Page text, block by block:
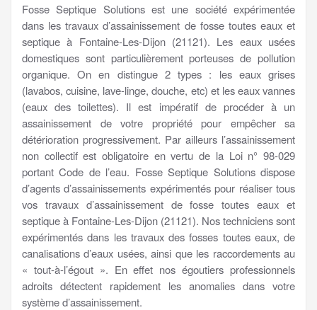
Fosse Septique Solutions est une société expérimentée
dans les travaux d’assainissement de fosse toutes eaux et
septique à Fontaine-Les-Dijon (21121). Les eaux usées
domestiques sont particulièrement porteuses de pollution
organique. On en distingue 2 types : les eaux grises
(lavabos, cuisine, lave-linge, douche, etc) et les eaux vannes
(eaux des toilettes). Il est impératif de procéder à un
assainissement de votre propriété pour empêcher sa
détérioration progressivement. Par ailleurs l’assainissement
non collectif est obligatoire en vertu de la Loi n° 98-029
portant Code de l’eau. Fosse Septique Solutions dispose
d’agents d’assainissements expérimentés pour réaliser tous
vos travaux d’assainissement de fosse toutes eaux et
septique à Fontaine-Les-Dijon (21121). Nos techniciens sont
expérimentés dans les travaux des fosses toutes eaux, de
canalisations d’eaux usées, ainsi que les raccordements au
« tout-à-l’égout ». En effet nos égoutiers professionnels
adroits détectent rapidement les anomalies dans votre
système d’assainissement.